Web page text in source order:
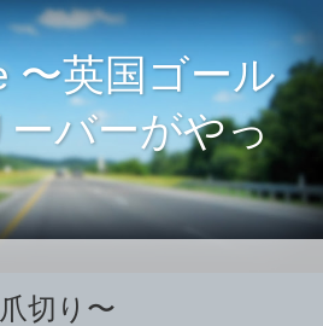
〜英国ゴール
バーがやっ
切り〜